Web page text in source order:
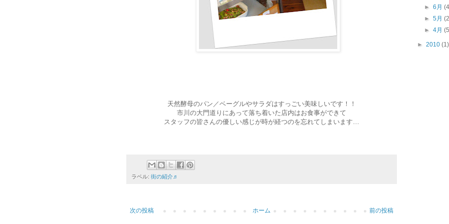
天然酵母のパン／ベーグルやサラダはすっごい美味しいです！！
市川の大門道りにあって落ち着いた店内はお食事ができて
スタッフの皆さんの優しい感じが時が経つのを忘れてしまいます…
ラベル: 街の紹介♬
次の投稿 前の投稿
ホーム
►6月
►5月
►4月
► 2010 (1)